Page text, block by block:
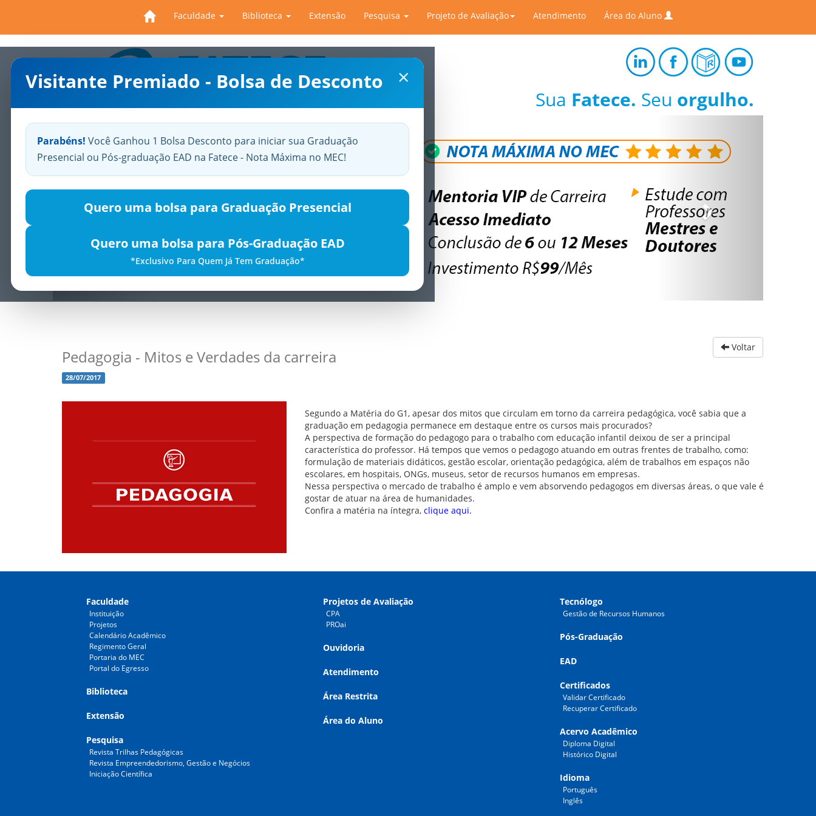
Faculdade Biblioteca Extensão Pesquisa Projeto de Avaliação Atendimento Área do Aluno
×
Visitante Premiado - Bolsa de Desconto
Parabéns! Você Ganhou 1 Bolsa Desconto para iniciar sua Graduação
Presencial ou Pós-graduação EAD na Fatece - Nota Máxima no MEC!
Quero uma bolsa para Graduação Presencial
Quero uma bolsa para Pós-Graduação EAD
*Exclusivo Para Quem Já Tem Graduação*
Sua Fatece. Seu orgulho.
Previous
Pedagogia - Mitos e Verdades da carreira
28/07/2017
Voltar
Segundo a Matéria do G1, apesar dos mitos que circulam em torno da carreira pedagógica, você sabia que a
graduação em pedagogia permanece em destaque entre os cursos mais procurados?
A perspectiva de formação do pedagogo para o trabalho com educação infantil deixou de ser a principal
característica do professor. Há tempos que vemos o pedagogo atuando em outras frentes de trabalho, como:
formulação de materiais didáticos, gestão escolar, orientação pedagógica, além de trabalhos em espaços não
escolares, em hospitais, ONGs, museus, setor de recursos humanos em empresas.
Nessa perspectiva o mercado de trabalho é amplo e vem absorvendo pedagogos em diversas áreas, o que vale é
gostar de atuar na área de humanidades.
Confira a matéria na íntegra, clique aqui.
Faculdade
Instituição
Projetos
Calendário Acadêmico
Regimento Geral
Portaria do MEC
Portal do Egresso
Biblioteca
Extensão
Pesquisa
Revista Trilhas Pedagógicas
Revista Empreendedorismo, Gestão e Negócios
Iniciação Científica
Projetos de Avaliação
CPA
PROai
Ouvidoria
Atendimento
Área Restrita
Área do Aluno
Tecnólogo
Gestão de Recursos Humanos
Pós-Graduação
EAD
Certificados
Validar Certificado
Recuperar Certificado
Acervo Acadêmico
Diploma Digital
Histórico Digital
Idioma
Português
Inglês